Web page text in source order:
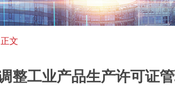
正文
整工业产品生产许可证